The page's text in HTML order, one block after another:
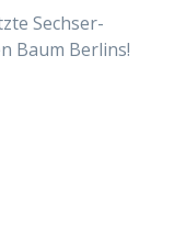
Sechser-
Baum Berlins!